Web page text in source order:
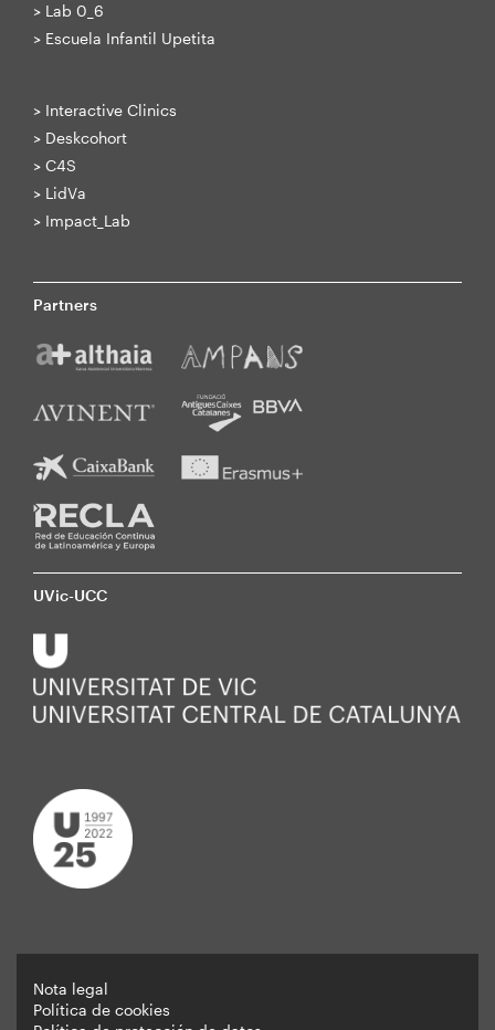
> Lab 0_6
> Escuela Infantil Upetita
> Interactive Clinics
> Deskcohort
> C4S
> LidVa
> Impact_Lab
Partners
UVic-UCC
Nota legal
Política de cookies